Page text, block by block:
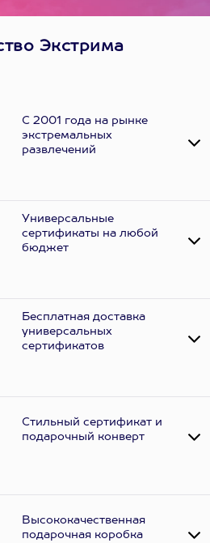
Экстрима
С 2001 года на рынке
экстремальных
развлечений
Универсальные
сертификаты на любой
бюджет
Бесплатная доставка
универсальных
сертификатов
Стильный сертификат и
подарочный конверт
Высококачественная
подарочная коробка